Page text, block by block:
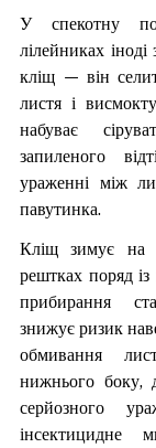
У спекотну
лілейниках
кліщ — він
листя і
набуває
запиленого
ураженні між
павутинка.
Кліщ зимує на
рештках поряд
прибирання
знижує ризик
обмивання
нижнього
серйозного
інсектицидне